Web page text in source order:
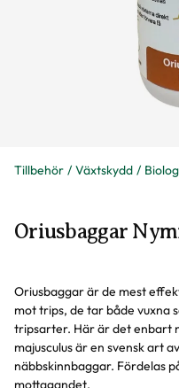
Tillbehör Växtskydd
Oriusbaggar
Oriusbaggar är de mest
mot trips, de tar både vuxna
tripsarter. Här är det enbart
majusculus är en svensk art
näbbskinnbaggar. Fördelas
mottagandet.